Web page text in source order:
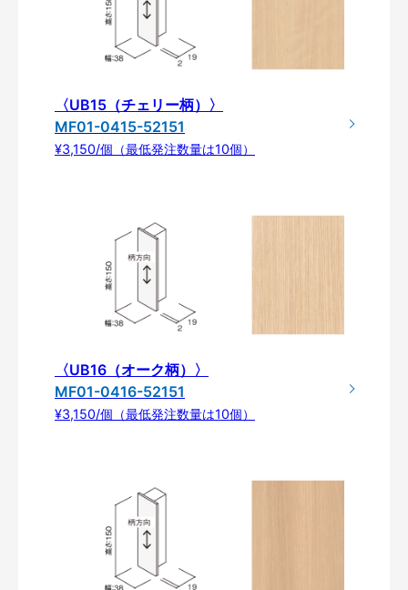
〈UB15（チェリー柄）〉
MF01-0415-52151
¥3,150/個（最低発注数量は10個）
〈UB16（オーク柄）〉
MF01-0416-52151
¥3,150/個（最低発注数量は10個）